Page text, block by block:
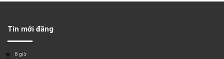
Tin mới đăng
8 giờ